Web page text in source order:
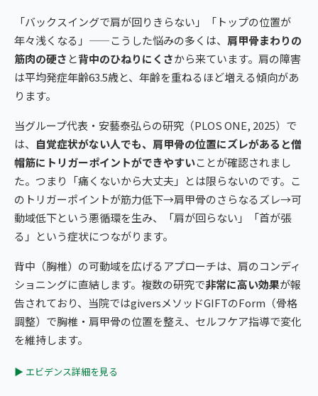
「バックスイングで肩が回りきらない」「トップの位置が
年々浅くなる」——こうした悩みの多くは、 肩甲骨まわりの
筋肉の硬さ と背中のひねりにくさから来ています。肩の障害
は平均発症年齢63.5歳と、年齢を重ねるほど増える傾向があ
ります。
当グループ代表・安藝泰弘らの研究（PLOS ONE, 2025）で
は、 自覚症状がない人でも、肩甲骨の位置にズレがあると僧
帽筋にトリガーポイントができやすいことが確認されまし
た。つまり「痛くないから大丈夫」とは限らないのです。こ
のトリガーポイントが筋力低下→肩甲骨のさらなるズレ→可
動域低下という悪循環を生み、「肩が回らない」「首が張
る」という症状につながります。
背中（胸椎）の可動域を広げるアプローチは、肩のコンディ
ショニングに直結します。複数の研究で非常に高い効果が報
告されており、当院ではgiversメソッドGIFTのForm（骨格
調整）で胸椎・肩甲骨の位置を整え、セルフケア指導で変化
を維持します。
▶ エビデンス詳細を見る